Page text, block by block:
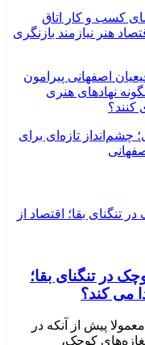
کسب و کار اتاق
هنر نیازمند بازنگری
اصفهانی پیرامون
نهادهای هنری
کنند؟
چشم‌انداز تازه‌ای برای
در تنگنای بقا؛
می کند؟
پیش از آنکه در
کوچک،